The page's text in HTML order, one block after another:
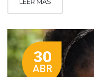
LEER MÁS
30
ABR